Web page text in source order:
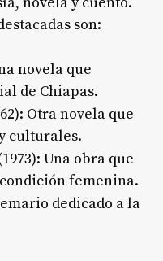
son:
novela que
de Chiapas.
Otra novela que
culturales.
Una obra que
femenina.
dedicado a la